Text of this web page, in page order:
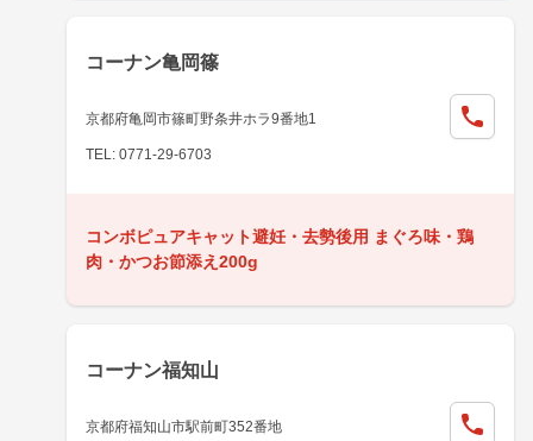
コーナン亀岡篠
京都府亀岡市篠町野条井ホラ9番地1
TEL: 0771-29-6703
コンボピュアキャット避妊・去勢後用 まぐろ味・鶏
肉・かつお節添え200g
コーナン福知山
京都府福知山市駅前町352番地